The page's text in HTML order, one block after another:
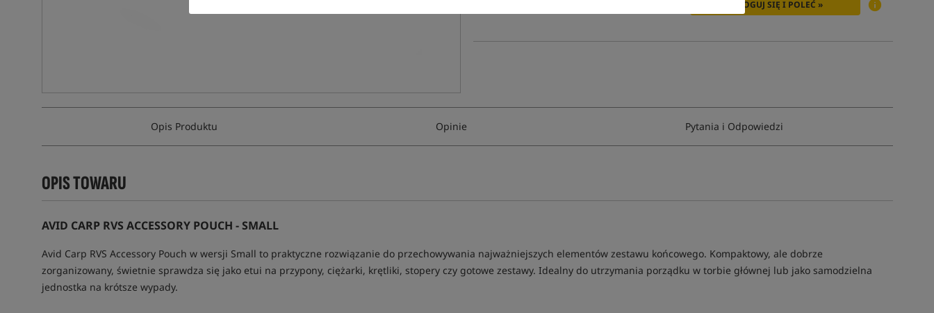
ZALOGUJ SIĘ I POLEĆ »
Opis Produktu Opinie Pytania i Odpowiedzi
OPIS TOWARU
AVID CARP RVS ACCESSORY POUCH - SMALL
Avid Carp RVS Accessory Pouch w wersji Small to praktyczne rozwiązanie do przechowywania najważniejszych elementów zestawu końcowego. Kompaktowy, ale dobrze
zorganizowany, świetnie sprawdza się jako etui na przypony, ciężarki, krętliki, stopery czy gotowe zestawy. Idealny do utrzymania porządku w torbie głównej lub jako samodzielna
jednostka na krótsze wypady.